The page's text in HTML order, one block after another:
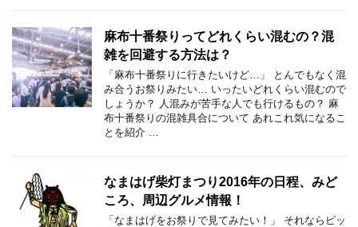
麻布十番祭りってどれくらい混むの？混
雑を回避する方法は？
「麻布十番祭りに行きたいけど…」 とんでもなく混
み合うお祭りみたい… いったいどれくらい混むので
しょうか？ 人混みが苦手な人でも行けるもの？ 麻
布十番祭りの混雑具合について あれこれ気になるこ
とを紹介 …
なまはげ柴灯まつり2016年の日程、みど
ころ、周辺グルメ情報！
「なまはげをお祭りで見てみたい！」 それならピッ